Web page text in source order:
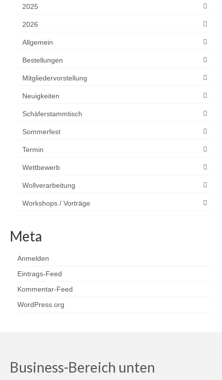
2025
2026
Allgemein
Bestellungen
Mitgliedervorstellung
Neuigkeiten
Schäferstammtisch
Sommerfest
Termin
Wettbewerb
Wollverarbeitung
Workshops / Vorträge
Meta
Anmelden
Eintrags-Feed
Kommentar-Feed
WordPress.org
Business-Bereich unten